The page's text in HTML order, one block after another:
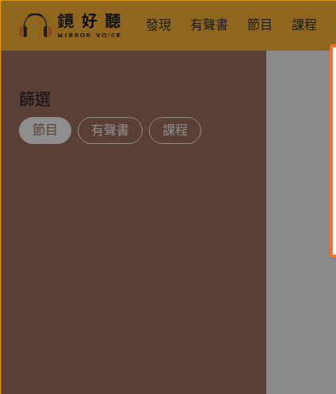
發現 有聲書 節目 課程
篩選
節目 有聲書 課程